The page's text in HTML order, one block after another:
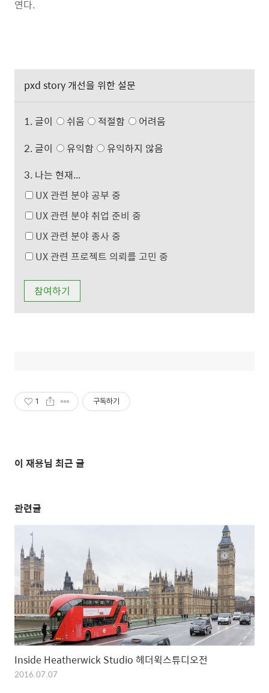
연다.
pxd story 개선을 위한 설문
1. 글이 쉬움 적절함
어려움
2. 글이
유익함
유익하지 않음
3. 나는 현재...
UX 관련 분야 공부 중
UX 관련 분야 취업 준비 중
UX 관련 분야 종사 중
UX 관련 프로젝트 의뢰를 고민 중
1 구독하기
이 재용님 최근 글
관련글
Inside Heatherwick Studio 헤더윅스튜디오전
2016.07.07